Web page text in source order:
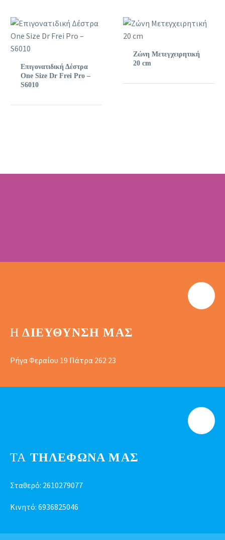
Επιγονατιδική Δέστρα
One Size Dr Frei Pro –
S6010
Ζώνη Μετεγχειρητική
20 cm
Η ΔΙΕΎΘΥΝΣΗ ΜΑΣ
Ρήγα Φεραίου 19 Πάτρα 262 23
ΤΑ ΤΗΛΕΦΩΝΑ ΜΑΣ
Σταθερό: 2610279077
Κινητό: 6936825046